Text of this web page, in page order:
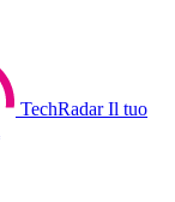
TechRadar Il tuo